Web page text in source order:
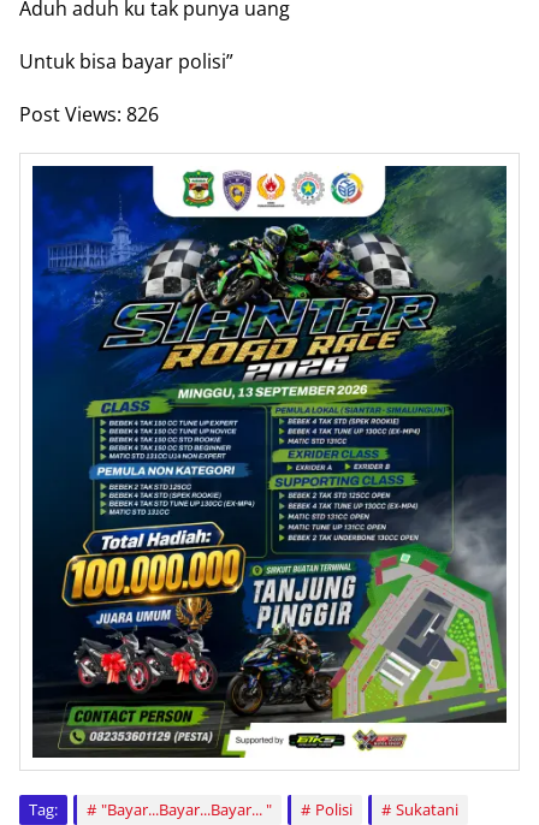
Aduh aduh ku tak punya uang
Untuk bisa bayar polisi”
Post Views: 826
Tag: "Bayar...Bayar...Bayar... " Polisi Sukatani